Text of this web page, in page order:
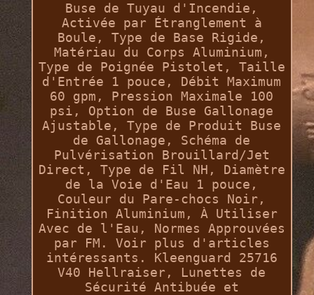
Buse de Tuyau d'Incendie,
Activée par Étranglement à
Boule, Type de Base Rigide,
Matériau du Corps Aluminium,
Type de Poignée Pistolet, Taille
d'Entrée 1 pouce, Débit Maximum
60 gpm, Pression Maximale 100
psi, Option de Buse Gallonage
Ajustable, Type de Produit Buse
de Gallonage, Schéma de
Pulvérisation Brouillard/Jet
Direct, Type de Fil NH, Diamètre
de la Voie d'Eau 1 pouce,
Couleur du Pare-chocs Noir,
Finition Aluminium, À Utiliser
Avec de l'Eau, Normes Approuvées
par FM. Voir plus d'articles
intéressants. Kleenguard 25716
V40 Hellraiser, Lunettes de
Sécurité Antibuée et